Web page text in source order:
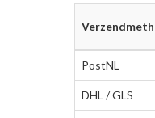
PostNL
DHL / GLS